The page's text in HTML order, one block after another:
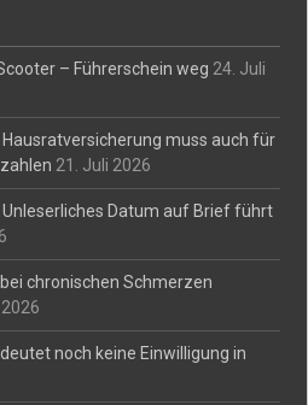
– Führerschein weg 24. Juli
muss auch für
21. Juli 2026
Unleserliches Datum auf Brief führt
chronischen Schmerzen
noch keine Einwilligung in